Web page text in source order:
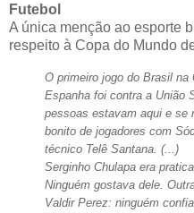
Futebol
A única menção ao esporte
respeito à Copa do Mundo
O primeiro jogo do Brasil na
Espanha foi contra a União
pessoas estavam aqui e se
bonito de jogadores com
técnico Telê Santana. (...)
Serginho Chulapa era
Ninguém gostava dele.
Valdir Perez: ninguém